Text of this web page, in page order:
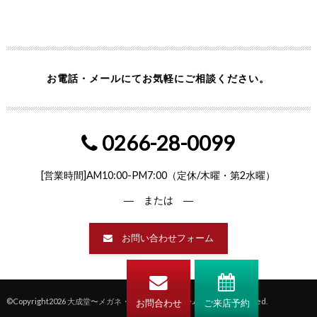
お問合わせ ご来店予約
お電話・メールにてお気軽にご相談ください。
0266-28-0099
[営業時間]AM10:00-PM7:00（定休/木曜・第2水曜）
― または ―
お問い合わせフォーム
©Copyright2026大成堂〜メガネ・補聴器の専門店〜.All Rights Reserved.